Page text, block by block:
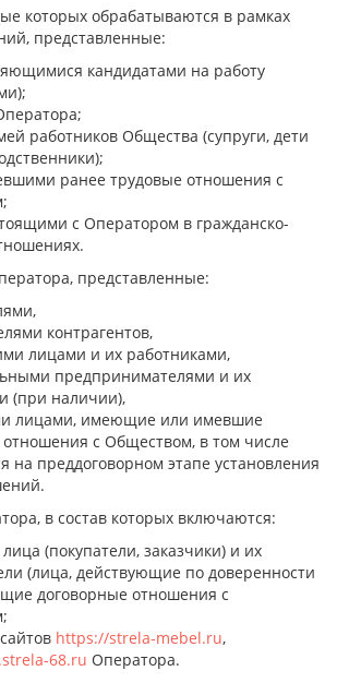
которых обрабатываются в рамках
представленные:
кандидатами на работу
работников Общества (супруги, дети
ранее трудовые отношения с
с Оператором в гражданско-
представленные:
контрагентов,
лицами и их работниками,
предпринимателями и их
(при наличии),
лицами, имеющие или имевшие
с Обществом, в том числе
на преддоговорном этапе установления
в состав которых включаются:
(покупатели, заказчики) и их
(лица, действующие по доверенности
договорные отношения с
https://strela-mebel.ru,
68.ru Оператора.